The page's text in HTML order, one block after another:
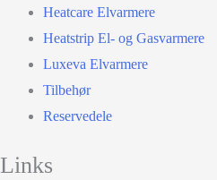
Heatcare Elvarmere
Heatstrip El- og Gasvarmere
Luxeva Elvarmere
Tilbehør
Reservedele
Links